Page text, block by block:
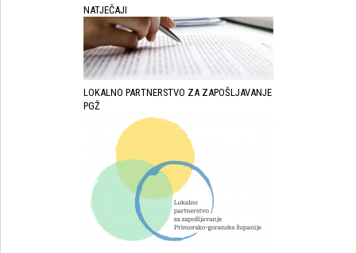
NATJEČAJI
LOKALNO PARTNERSTVO ZA ZAPOŠLJAVANJE
PGŽ